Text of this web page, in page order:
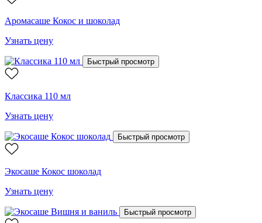
Аромасаше Кокос и шоколад
Узнать цену
Быстрый просмотр
Классика 110 мл
Узнать цену
Быстрый просмотр
Экосаше Кокос шоколад
Узнать цену
Быстрый просмотр